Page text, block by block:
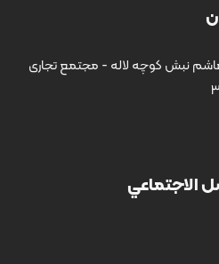
نبش کوچه لاله - مجتمع تجاری
الاجتماعي